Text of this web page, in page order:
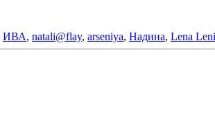
ИВА, natali@flay, arseniya, Надина, Lena